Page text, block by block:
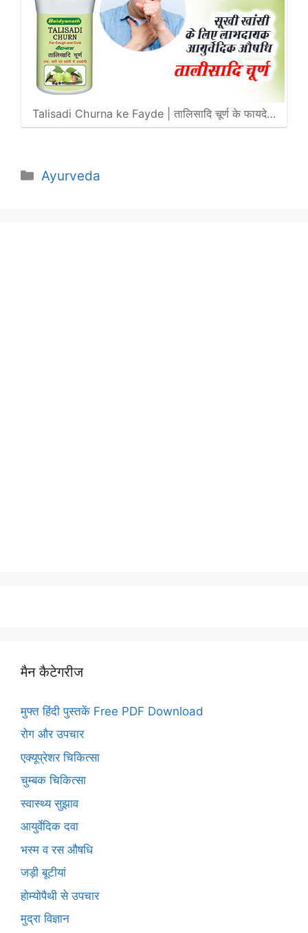
Talisadi Churna ke Fayde | तालिसादि चूर्ण के फायदे…
Categories
Ayurveda
मैन कैटेगरीज
मुफ्त हिंदी पुस्तकें Free PDF Download
रोग और उपचार
एक्यूप्रेशर चिकित्सा
चुम्बक चिकित्सा
स्वास्थ्य सुझाव
आयुर्वेदिक दवा
भस्म व रस औषधि
जड़ी बूटीयां
होम्योपैथी से उपचार
मुद्रा विज्ञान